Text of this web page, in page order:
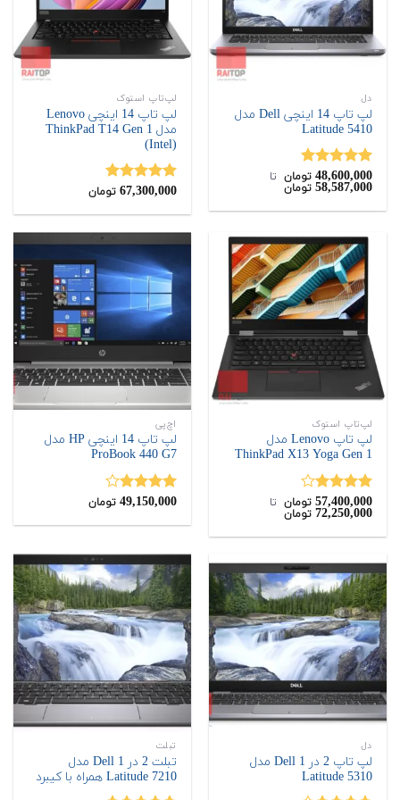
دل
لپ تاپ 14 اینچی Dell مدل
Latitude 5410
نمره5.00
از 5
48,600,000 تومان ‌ تا ‌
58,587,000 تومان
لپ‌تاپ استوک
لپ تاپ 14 اینچی Lenovo
مدل ThinkPad T14 Gen 1
(Intel)
نمره5.00
67,300,000 تومان
لپ‌تاپ استوک
لپ تاپ Lenovo مدل
ThinkPad X13 Yoga Gen 1
نمره
4.00از 5
57,400,000 تومان ‌ تا ‌
72,250,000 تومان
اچ‌پی
لپ تاپ 14 اینچی HP مدل
ProBook 440 G7
نمره
49,150,000 تومان
دل
لپ تاپ 2 در 1 Dell مدل
Latitude 5310
تبلت
تبلت 2 در 1 Dell مدل
Latitude 7210 همراه با کیبرد